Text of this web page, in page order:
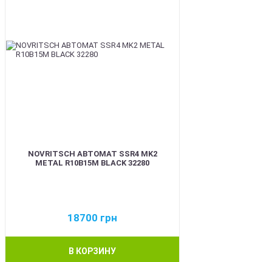
NOVRITSCH АВТОМАТ SSR4 MK2
METAL R10B15M BLACK 32280
18700 грн
В КОРЗИНУ